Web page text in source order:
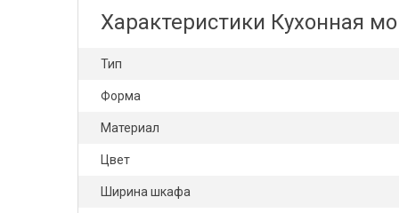
Характеристики Кухонная
Тип
Форма
Материал
Цвет
Ширина шкафа